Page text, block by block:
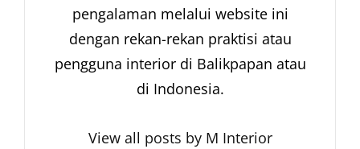
pengalaman melalui website ini
dengan rekan-rekan praktisi atau
pengguna interior di Balikpapan atau
di Indonesia.
View all posts by M Interior